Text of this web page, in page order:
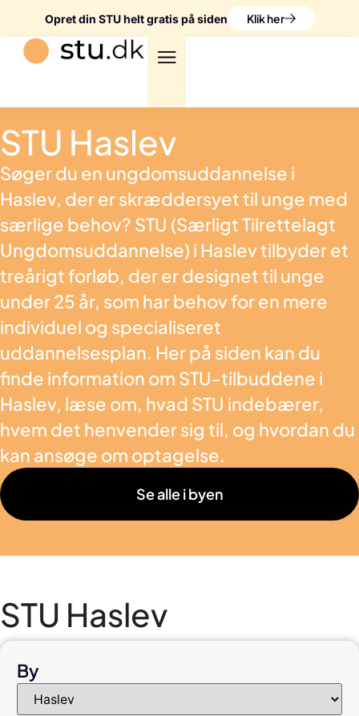
Opret din STU helt gratis på siden Klik her
STU Haslev
Søger du en ungdomsuddannelse i
Haslev, der er skræddersyet til unge med
særlige behov? STU (Særligt Tilrettelagt
Ungdomsuddannelse) i Haslev tilbyder et
treårigt forløb, der er designet til unge
under 25 år, som har behov for en mere
individuel og specialiseret
uddannelsesplan. Her på siden kan du
finde information om STU-tilbuddene i
Haslev, læse om, hvad STU indebærer,
hvem det henvender sig til, og hvordan du
kan ansøge om optagelse.
Se alle i byen
STU Haslev
By